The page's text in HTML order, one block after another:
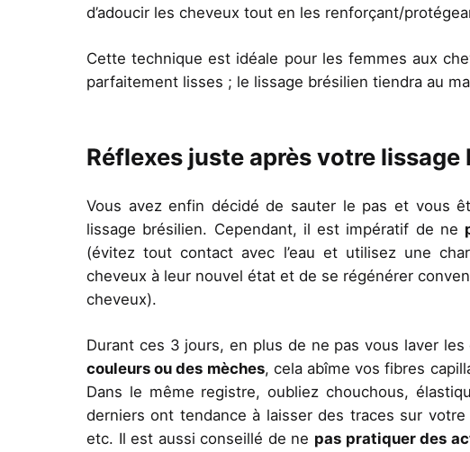
d’adoucir les cheveux tout en les renforçant/
Cette technique est idéale pour les femmes aux
parfaitement lisses ; le lissage brésilien tiendra au
Réflexes juste après votre lissage
Vous avez enfin décidé de sauter le pas et vous
lissage brésilien. Cependant, il est impératif de ne
(évitez tout contact avec l’eau et utilisez une
cheveux à leur nouvel état et de se régénérer
cheveux).
Durant ces 3 jours, en plus de ne pas vous laver
couleurs ou des mèches, cela abîme vos fibres
Dans le même registre, oubliez chouchous,
derniers ont tendance à laisser des traces sur
etc. Il est aussi conseillé de ne pas pratiquer des